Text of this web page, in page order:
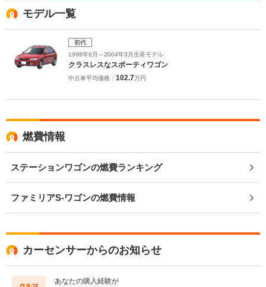
モデル一覧
初代
1998年6月～2004年3月生産モデル
クラスレスなスポーティワゴン
中古車平均価格： 102.7万円
燃費情報
ステーションワゴンの燃費ランキング
ファミリアS-ワゴンの燃費情報
カーセンサーからのお知らせ
あなたの購入経験が